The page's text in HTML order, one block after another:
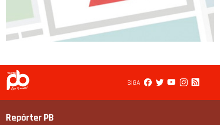
SIGA
Repórter PB